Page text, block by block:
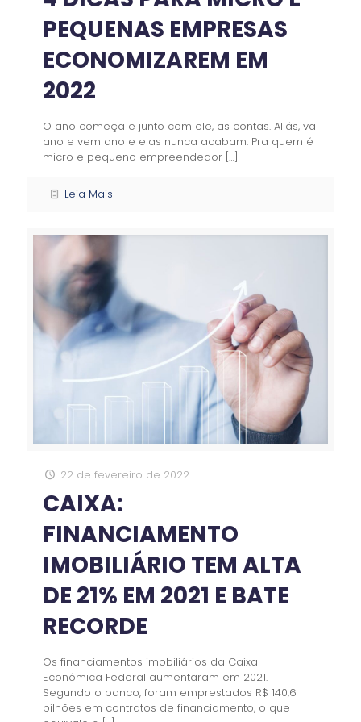
PEQUENAS EMPRESAS
ECONOMIZAREM EM
2022
O ano começa e junto com ele, as contas. Aliás, vai
ano e vem ano e elas nunca acabam. Pra quem é
micro e pequeno empreendedor […]
Leia Mais
22 de fevereiro de 2022
CAIXA:
FINANCIAMENTO
IMOBILIÁRIO TEM ALTA
DE 21% EM 2021 E BATE
RECORDE
Os financiamentos imobiliários da Caixa
Econômica Federal aumentaram em 2021.
Segundo o banco, foram emprestados R$ 140,6
bilhões em contratos de financiamento, o que